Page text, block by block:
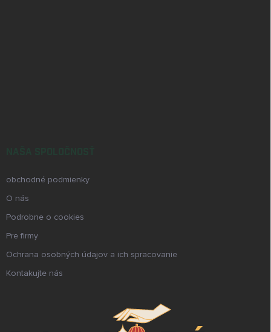
obchodné podmienky
O nás
Podrobne o cookies
Pre firmy
Ochrana osobných údajov a ich spracovanie
Kontakujte nás